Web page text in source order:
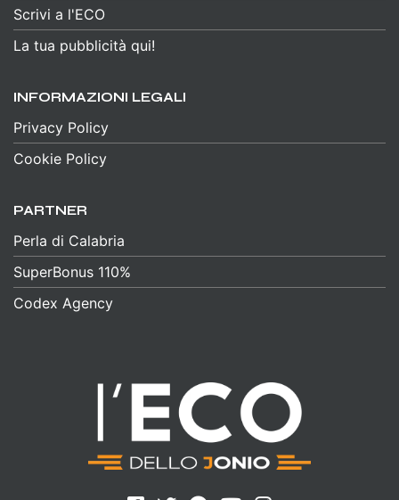
Scrivi a l'ECO
La tua pubblicità qui!
INFORMAZIONI LEGALI
Privacy Policy
Cookie Policy
PARTNER
Perla di Calabria
SuperBonus 110%
Codex Agency